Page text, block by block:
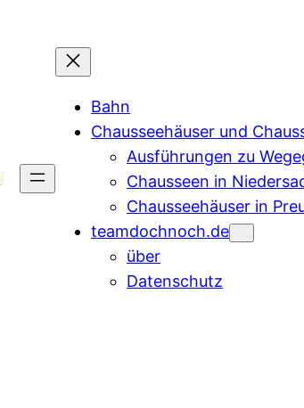
Bahn
Chausseehäuser und
Ausführungen zu
Chausseen in
Chausseehäuser in
teamdochnoch.de
über
Datenschutz